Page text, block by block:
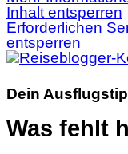
Inhalt entsperren
Erforderlichen
entsperren
Dein
Was fehlt